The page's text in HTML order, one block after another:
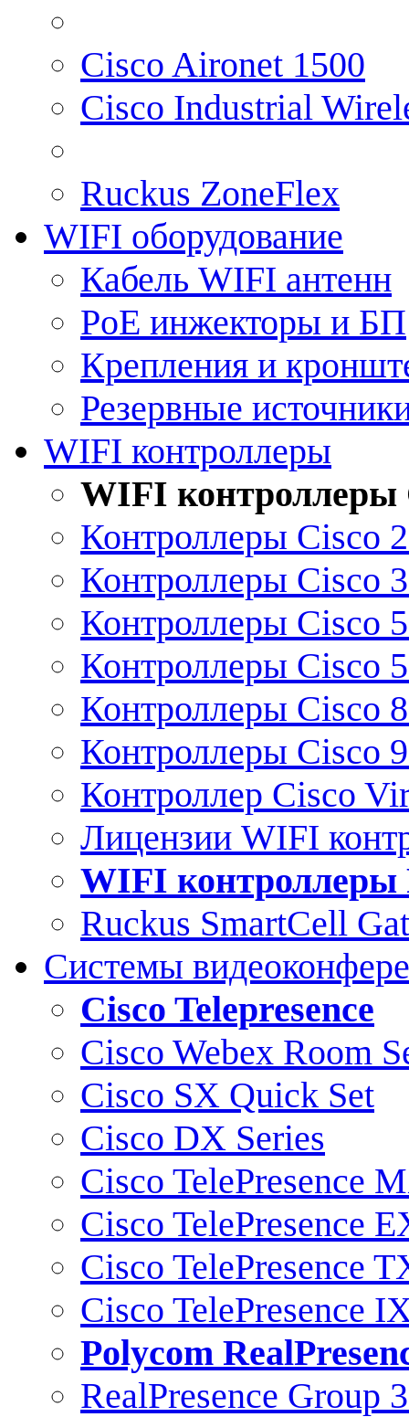
Cisco Aironet 1500
Cisco Industrial
Ruckus ZoneFlex
WIFI оборудование
Кабель WIFI антенн
PoE инжекторы и БП
Крепления и
Резервные
WIFI контроллеры
WIFI контроллеры
Контроллеры Cisco
Контроллеры Cisco
Контроллеры Cisco
Контроллеры Cisco
Контроллеры Cisco
Контроллеры Cisco
Контроллер Cisco
Лицензии WIFI
WIFI контроллеры
Ruckus SmartCell
Системы
Cisco Telepresence
Cisco Webex Room
Cisco SX Quick Set
Cisco DX Series
Cisco TelePresence
Cisco TelePresence
Cisco TelePresence
Cisco TelePresence
Polycom
RealPresence Group